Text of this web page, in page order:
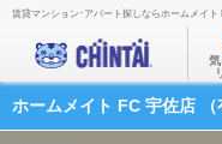
ホームメイト FC 宇佐店